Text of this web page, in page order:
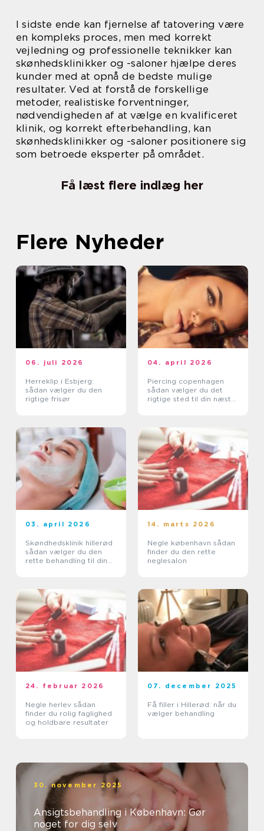
I sidste ende kan fjernelse af tatovering være
en kompleks proces, men med korrekt
vejledning og professionelle teknikker kan
skønhedsklinikker og -saloner hjælpe deres
kunder med at opnå de bedste mulige
resultater. Ved at forstå de forskellige
metoder, realistiske forventninger,
nødvendigheden af at vælge en kvalificeret
klinik, og korrekt efterbehandling, kan
skønhedsklinikker og -saloner positionere sig
som betroede eksperter på området.
Få læst flere indlæg her
Flere Nyheder
06. juli 2026
Herreklip i Esbjerg:
sådan vælger du den
rigtige frisør
04. april 2026
Piercing copenhagen
sådan vælger du det
rigtige sted til din næste
03. april 2026
Skøndhedsklinik hillerød
sådan vælger du den
rette behandling til din
14. marts 2026
Negle københavn sådan
finder du den rette
neglesalon
24. februar 2026
Negle herlev sådan
finder du rolig faglighed
og holdbare resultater
07. december 2025
Få filler i Hillerød: når du
vælger behandling
30. november 2025
Ansigtsbehandling i København: Gør
noget for dig selv